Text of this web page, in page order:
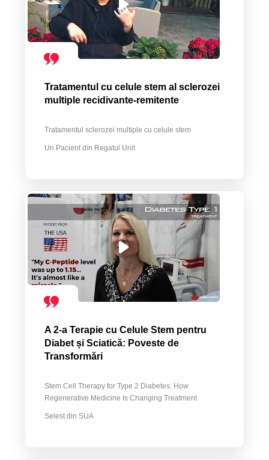
Tratamentul cu celule stem al sclerozei
multiple recidivante-remitente
Tratamentul sclerozei multiple cu celule stem
Un Pacient din Regatul Unit
A 2-a Terapie cu Celule Stem pentru
Diabet și Sciatică: Poveste de
Transformări
Stem Cell Therapy for Type 2 Diabetes: How
Regenerative Medicine Is Changing Treatment
Selest din SUA